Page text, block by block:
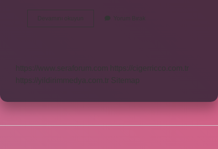
Devamını okuyun
Meslek
Yorum Bırak
https://www.seraforum.com
https://cigerricco.com.tr
https://yildirimmedya.com.tr Sitemap